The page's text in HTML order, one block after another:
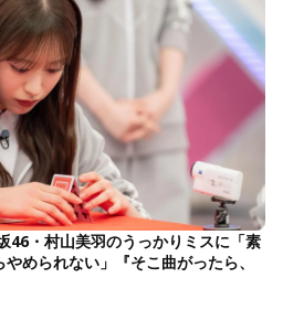
46・村山美羽のうっかりミスに「素
められない」『そこ曲がったら、